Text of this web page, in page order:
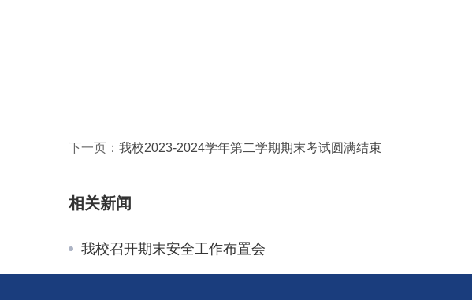
下一页： 我校2023-2024学年第二学期期末考试圆满结束
相关新闻
我校召开期末安全工作布置会